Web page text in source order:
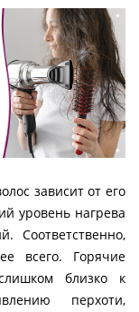
зависит от его
уровень нагрева
Соответственно,
всего. Горячие
близко к
перхоти,